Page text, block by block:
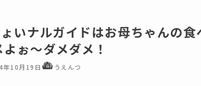
いナルガイドはお母ちゃんの食
ぉ～ダメダメ！
年10月19日 うえんつ